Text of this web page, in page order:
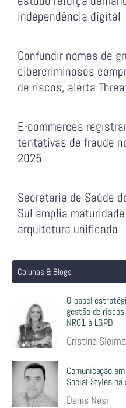
independência digital
Confundir nomes de
cibercriminosos
de riscos, alerta
E-commerces
tentativas de fraude
2025
Secretaria de Saúde
Sul amplia
arquitetura unificada
Colunas & Blogs
O papel
gestão de
NR01 à LGPD
Cristina
Comunicação
Social Styles na
Denis Nesi